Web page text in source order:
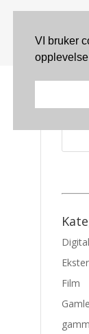
Søk
Film
VI bruker